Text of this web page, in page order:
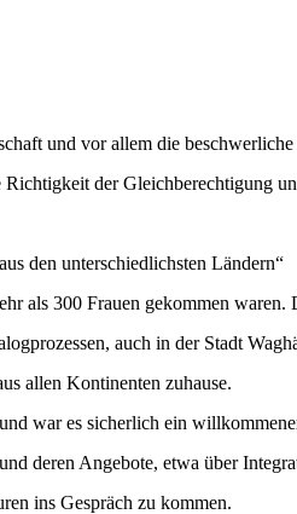
und vor allem die
der Gleichberechtigung
den unterschiedlichsten Ländern“
als 300 Frauen gekommen waren.
auch in der Stadt
allen Kontinenten zuhause.
war es sicherlich ein
deren Angebote, etwa über
ins Gespräch zu kommen.